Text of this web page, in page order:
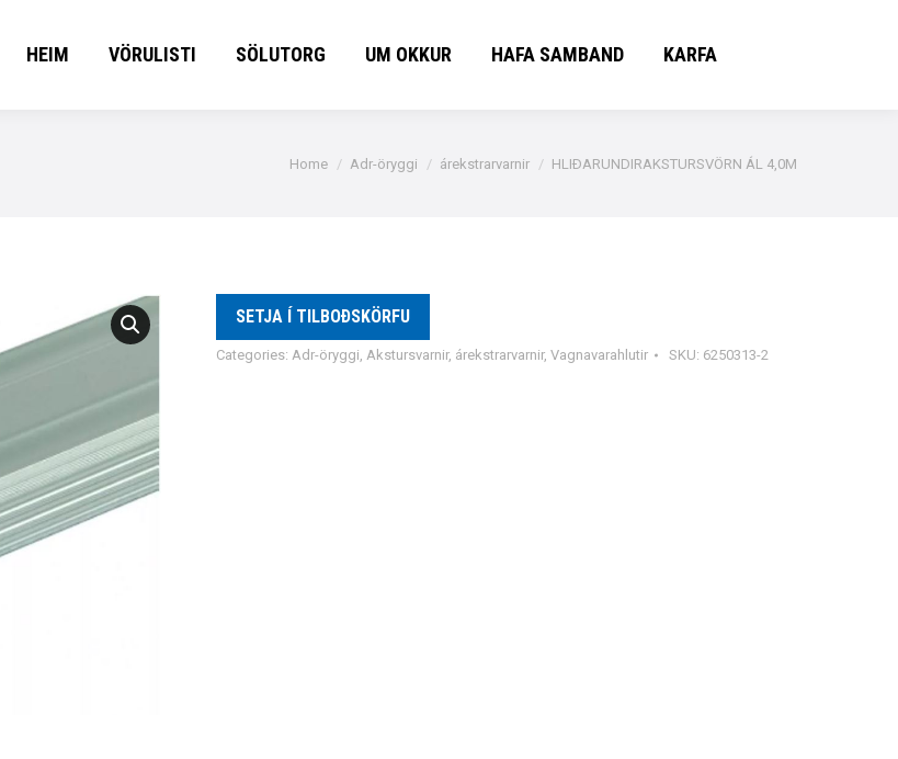
HEIM VÖRULISTI SÖLUTORG UM OKKUR HAFA SAMBAND KARFA
You are here:
Home Adr-öryggi árekstrarvarnir HLIÐARUNDIRAKSTURSVÖRN ÁL 4,0M
SETJA Í TILBOÐSKÖRFU
Categories: Adr-öryggi, Akstursvarnir, árekstrarvarnir, Vagnavarahlutir SKU: 6250313-2